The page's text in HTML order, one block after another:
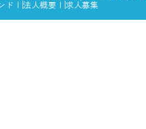
ド 法人概要 求人募集